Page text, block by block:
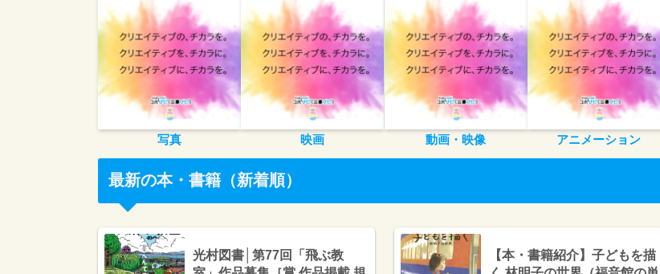
写真 映画 動画・映像 アニメーション
最新の本・書籍（新着順）
光村図書│第77回「飛ぶ教
【本・書籍紹介】子どもを描